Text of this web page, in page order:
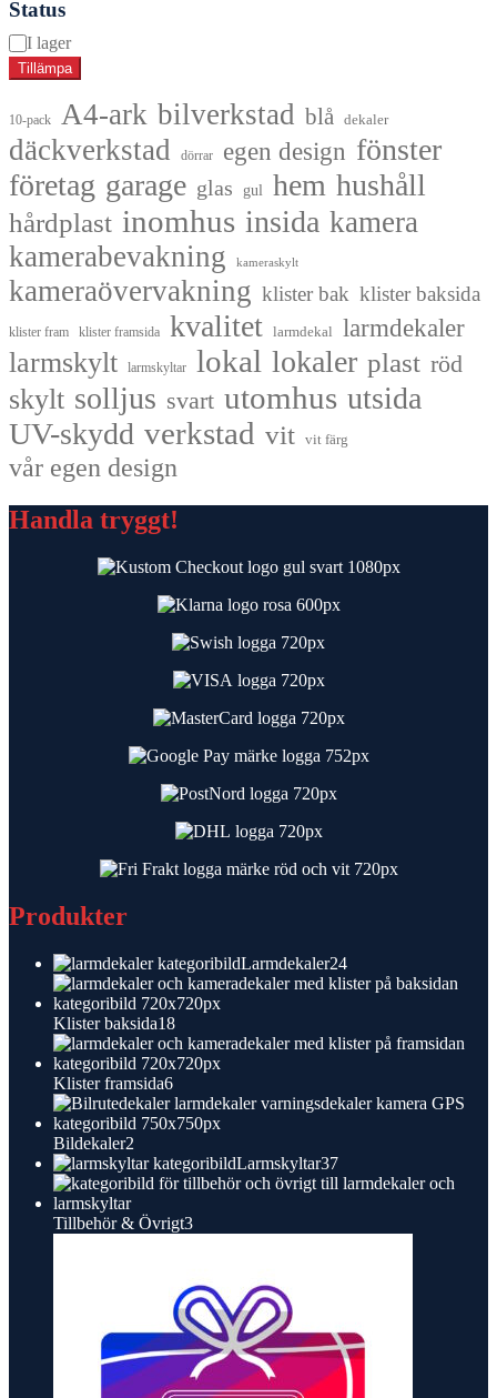
Status
Tillgänglighet
I lager
Tillämpa
10-pack A4-ark bilverkstad blå dekaler
däckverkstad dörrar egen design fönster
företag garage glas gul hem hushåll
hårdplast inomhus insida kamera
kamerabevakning
kameraskylt
kameraövervakning klister bak klister baksida
klister fram klister framsida kvalitet larmdekal larmdekaler
larmskylt larmskyltar lokal lokaler plast röd
skylt solljus svart utomhus utsida
UV-skydd verkstad vit vit färg
vår egen design
Handla tryggt!
Produkter
Larmdekaler2424
produkter
Klister baksida1818
produkter
Klister framsida66
produkter
Bildekaler2
produkter
Larmskyltar3737
produkter
Tillbehör & Övrigt33